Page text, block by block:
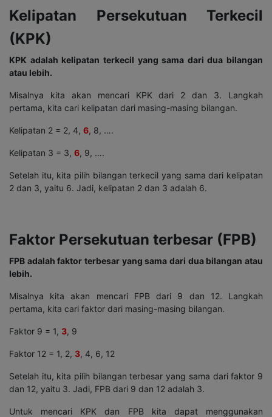
Kelipatan Persekutuan Terkecil
(KPK)
KPK adalah kelipatan terkecil yang sama dari dua bilangan
atau lebih.
Misalnya kita akan mencari KPK dari 2 dan 3. Langkah
pertama, kita cari kelipatan dari masing-masing bilangan.
Kelipatan 2 = 2, 4, 6, 8, ….
Kelipatan 3 = 3, 6, 9, ….
Setelah itu, kita pilih bilangan terkecil yang sama dari kelipatan
2 dan 3, yaitu 6. Jadi, kelipatan 2 dan 3 adalah 6.
Faktor Persekutuan terbesar (FPB)
FPB adalah faktor terbesar yang sama dari dua bilangan atau
lebih.
Misalnya kita akan mencari FPB dari 9 dan 12. Langkah
pertama, kita cari faktor dari masing-masing bilangan.
Faktor 9 = 1, 3, 9
Faktor 12 = 1, 2, 3, 4, 6, 12
Setelah itu, kita pilih bilangan terbesar yang sama dari faktor 9
dan 12, yaitu 3. Jadi, FPB dari 9 dan 12 adalah 3.
Untuk mencari KPK dan FPB kita dapat menggunakan